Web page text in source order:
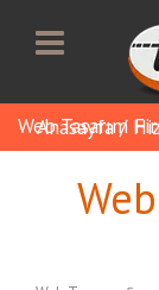
Web Tasarım
Anasayfa /